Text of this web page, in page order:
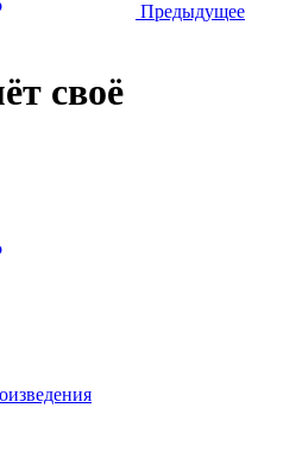
Предыдущее
своё